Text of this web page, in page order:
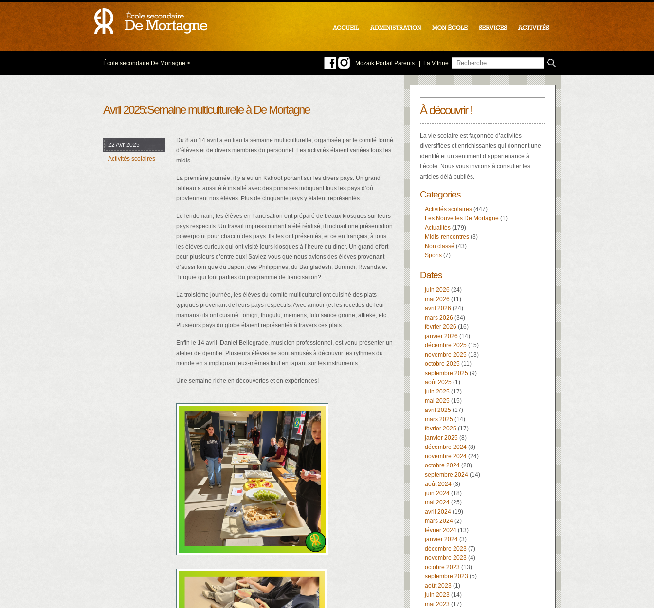
École secondaire De Mortagne > Mozaïk Portail Parents La Vitrine
Avril 2025:Semaine multiculturelle à De Mortagne
22 Avr 2025
Activités scolaires
Du 8 au 14 avril a eu lieu la semaine multiculturelle, organisée par le comité formé
d’élèves et de divers membres du personnel. Les activités étaient variées tous les
midis.
La première journée, il y a eu un Kahoot portant sur les divers pays. Un grand
tableau a aussi été installé avec des punaises indiquant tous les pays d’où
proviennent nos élèves. Plus de cinquante pays y étaient représentés.
Le lendemain, les élèves en francisation ont préparé de beaux kiosques sur leurs
pays respectifs. Un travail impressionnant a été réalisé; il incluait une présentation
powerpoint pour chacun des pays. Ils les ont présentés, et ce en français, à tous
les élèves curieux qui ont visité leurs kiosques à l’heure du diner. Un grand effort
pour plusieurs d’entre eux! Saviez-vous que nous avions des élèves provenant
d’aussi loin que du Japon, des Philippines, du Bangladesh, Burundi, Rwanda et
Turquie qui font parties du programme de francisation?
La troisième journée, les élèves du comité multiculturel ont cuisiné des plats
typiques provenant de leurs pays respectifs. Avec amour (et les recettes de leur
mamans) ils ont cuisiné : onigri, thugulu, memens, fufu sauce graine, attieke, etc.
Plusieurs pays du globe étaient représentés à travers ces plats.
Enfin le 14 avril, Daniel Bellegrade, musicien professionnel, est venu présenter un
atelier de djembe. Plusieurs élèves se sont amusés à découvrir les rythmes du
monde en s’impliquant eux-mêmes tout en tapant sur les instruments.
Une semaine riche en découvertes et en expériences!
À découvrir !
La vie scolaire est façonnée d’activités
diversifiées et enrichissantes qui donnent une
identité et un sentiment d’appartenance à
l’école. Nous vous invitons à consulter les
articles déjà publiés.
Catégories
Activités scolaires (447)
Les Nouvelles De Mortagne (1)
Actualités (179)
Midis-rencontres (3)
Non classé (43)
Sports (7)
Dates
juin 2026 (24)
mai 2026 (11)
avril 2026 (24)
mars 2026 (34)
février 2026 (16)
janvier 2026 (14)
décembre 2025 (15)
novembre 2025 (13)
octobre 2025 (11)
septembre 2025 (9)
août 2025 (1)
juin 2025 (17)
mai 2025 (15)
avril 2025 (17)
mars 2025 (14)
février 2025 (17)
janvier 2025 (8)
décembre 2024 (8)
novembre 2024 (24)
octobre 2024 (20)
septembre 2024 (14)
août 2024 (3)
juin 2024 (18)
mai 2024 (25)
avril 2024 (19)
mars 2024 (2)
février 2024 (13)
janvier 2024 (3)
décembre 2023 (7)
novembre 2023 (4)
octobre 2023 (13)
septembre 2023 (5)
août 2023 (1)
juin 2023 (14)
mai 2023 (17)